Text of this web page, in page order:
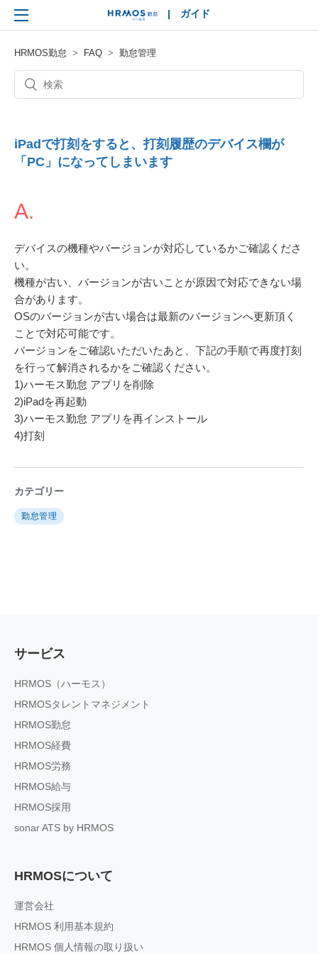
HRMOS
| ガイド
HRMOS勤怠 FAQ 勤怠管理
iPadで打刻をすると、打刻履歴のデバイス欄が
「PC」になってしまいます
A.
デバイスの機種やバージョンが対応しているかご確認くださ
い。
機種が古い、バージョンが古いことが原因で対応できない場
合があります。
OSのバージョンが古い場合は最新のバージョンへ更新頂く
ことで対応可能です。
バージョンをご確認いただいたあと、下記の手順で再度打刻
を行って解消されるかをご確認ください。
1)ハーモス勤怠 アプリを削除
2)iPadを再起動
3)ハーモス勤怠 アプリを再インストール
4)打刻
カテゴリー
勤怠管理
サービス
HRMOS（ハーモス）
HRMOSタレントマネジメント
HRMOS勤怠
HRMOS経費
HRMOS労務
HRMOS給与
HRMOS採用
sonar ATS by HRMOS
HRMOSについて
運営会社
HRMOS 利用基本規約
HRMOS 個人情報の取り扱い